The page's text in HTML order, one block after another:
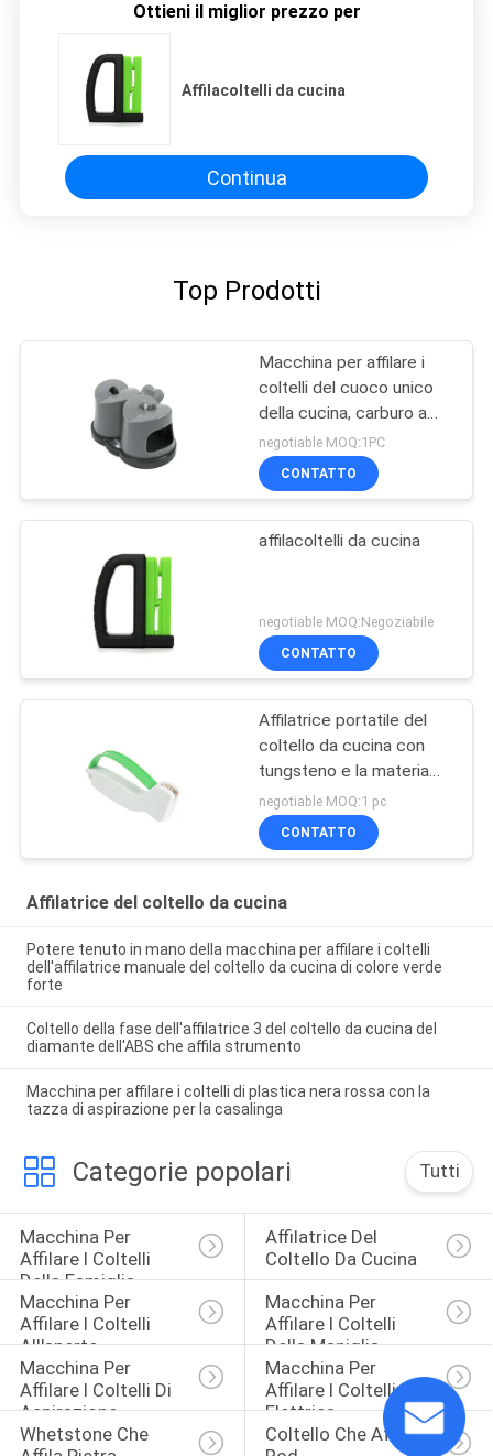
Ottieni il miglior prezzo per
Affilacoltelli da cucina
Continua
Top Prodotti
Macchina per affilare i
coltelli del cuoco unico
della cucina, carburo a
due fasi ed affilatrice
ceramica
negotiable MOQ:1PC
CONTATTO
affilacoltelli da cucina
negotiable MOQ:Negoziabile
CONTATTO
Affilatrice portatile del
coltello da cucina con
tungsteno e la materia
plastica dell'ABS
negotiable MOQ:1 pc
CONTATTO
Affilatrice del coltello da cucina
Potere tenuto in mano della macchina per affilare i coltelli
dell'affilatrice manuale del coltello da cucina di colore verde
forte
Coltello della fase dell'affilatrice 3 del coltello da cucina del
diamante dell'ABS che affila strumento
Macchina per affilare i coltelli di plastica nera rossa con la
tazza di aspirazione per la casalinga
Categorie popolari Tutti
Macchina Per
Affilare I Coltelli
Della Famiglia
Affilatrice Del
Coltello Da Cucina
Macchina Per
Affilare I Coltelli
All'aperto
Macchina Per
Affilare I Coltelli
Della Maniglia
Macchina Per
Affilare I Coltelli Di
Aspirazione
Macchina Per
Affilare I Coltelli
Elettrica
Whetstone Che
Coltello Che Affila